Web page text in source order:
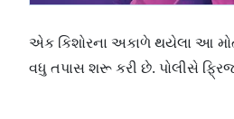
એક કિશોરના અકાળે થયેલા આ
વધુ તપાસ શરૂ કરી છે. પોલીસે